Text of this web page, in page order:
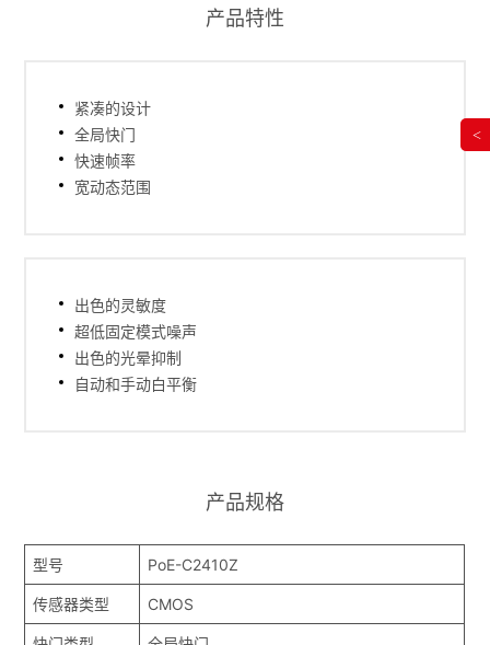
产品特性
紧凑的设计
全局快门
快速帧率
宽动态范围
出色的灵敏度
超低固定模式噪声
出色的光晕抑制
自动和手动白平衡
产品规格
型号 PoE-C2410Z
传感器类型 CMOS
<